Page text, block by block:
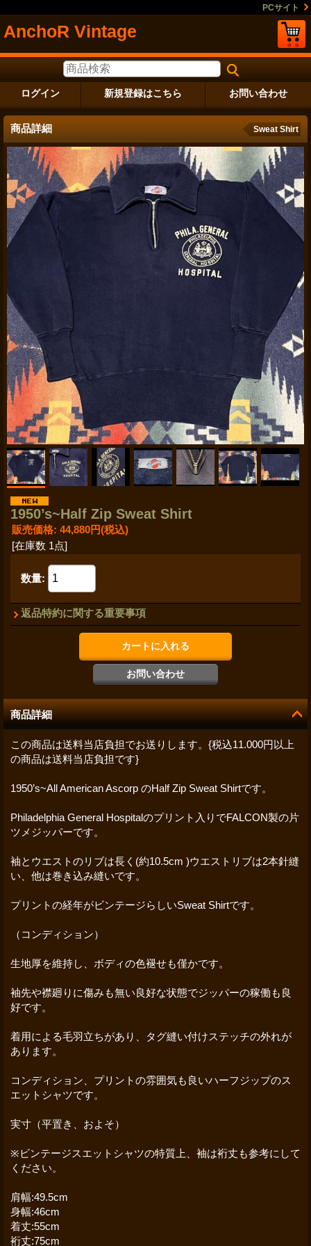
PCサイト
AnchoR Vintage
ログイン 新規登録はこちら お問い合わせ
商品詳細 Sweat Shirt
1950’s~Half Zip Sweat Shirt
販売価格: 44,880円(税込)
[在庫数 1点]
数量:
返品特約に関する重要事項
商品詳細
この商品は送料当店負担でお送りします。{税込11.000円以上
の商品は送料当店負担です}
1950’s~All American Ascorp のHalf Zip Sweat Shirtです。
Philadelphia General Hospitalのプリント入りでFALCON製の片
ツメジッパーです。
袖とウエストのリブは長く(約10.5cm )ウエストリブは2本針縫
い、他は巻き込み縫いです。
プリントの経年がビンテージらしいSweat Shirtです。
（コンディション）
生地厚を維持し、ボディの色褪せも僅かです。
袖先や襟廻りに傷みも無い良好な状態でジッパーの稼働も良
好です。
着用による毛羽立ちがあり、タグ縫い付けステッチの外れが
あります。
コンディション、プリントの雰囲気も良いハーフジップのス
エットシャツです。
実寸（平置き、およそ）
※ビンテージスエットシャツの特質上、袖は裄丈も参考にして
ください。
肩幅:49.5cm
身幅:46cm
着丈:55cm
裄丈:75cm